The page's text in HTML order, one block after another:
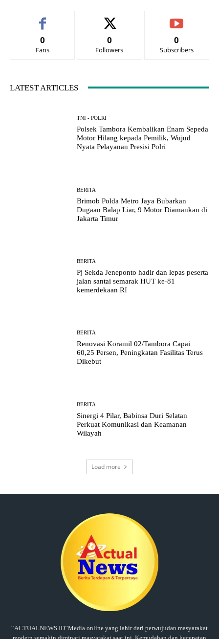
0
Fans
0
Followers
0
Subscribers
LATEST ARTICLES
TNI - POLRI
Polsek Tambora Kembalikan Enam Sepeda
Motor Hilang kepada Pemilik, Wujud
Nyata Pelayanan Presisi Polri
BERITA
Brimob Polda Metro Jaya Bubarkan
Dugaan Balap Liar, 9 Motor Diamankan di
Jakarta Timur
BERITA
Pj Sekda Jeneponto hadir dan lepas peserta
jalan santai semarak HUT ke-81
kemerdekaan RI
BERITA
Renovasi Koramil 02/Tambora Capai
60,25 Persen, Peningkatan Fasilitas Terus
Dikebut
BERITA
Sinergi 4 Pilar, Babinsa Duri Selatan
Perkuat Komunikasi dan Keamanan
Wilayah
Load more
“ACTUALNEWS.ID”Media online yang lahir dari perwujudan masyarakat